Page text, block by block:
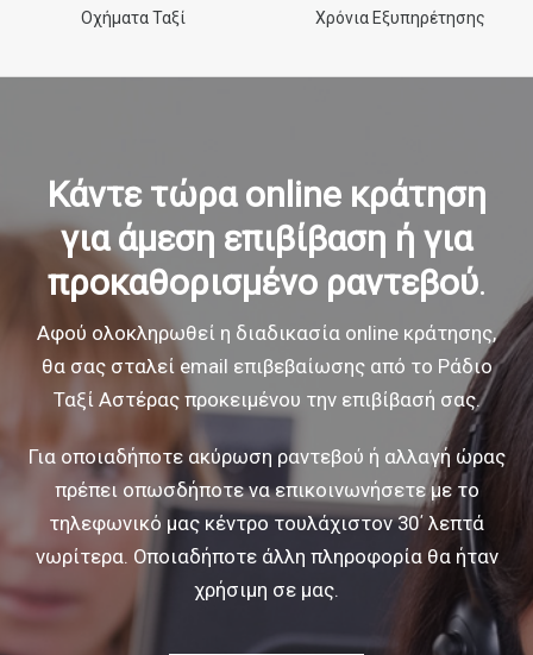
Οχήματα Ταξί Χρόνια Εξυπηρέτησης
Κάντε τώρα online κράτηση
για άμεση επιβίβαση ή για
προκαθορισμένο ραντεβού.
Αφού ολοκληρωθεί η διαδικασία online κράτησης,
θα σας σταλεί email επιβεβαίωσηςαπό το Ράδιο
Ταξί Αστέρας προκειμένου την επιβίβασή σας.
Για οποιαδήποτε ακύρωση ραντεβού ή αλλαγή ώρας
πρέπει οπωσδήποτε ναεπικοινωνήσετε με το
τηλεφωνικό μας κέντρο τουλάχιστον 30΄ λεπτά
νωρίτερα. Οποιαδήποτε άλλη πληροφορία θα ήταν
χρήσιμη σε μας.